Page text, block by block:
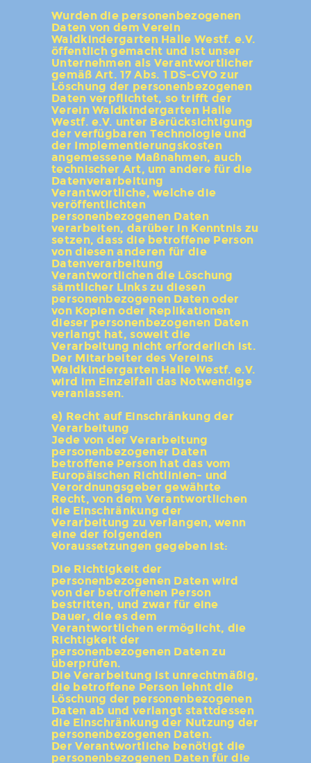
Wurden die personenbezogenen
Daten von dem Verein
Waldkindergarten Halle Westf. e.V.
öffentlich gemacht und ist unser
Unternehmen als Verantwortlicher
gemäß Art. 17 Abs. 1 DS-GVO zur
Löschung der personenbezogenen
Daten verpflichtet, so trifft der
Verein Waldkindergarten Halle
Westf. e.V. unter Berücksichtigung
der verfügbaren Technologie und
der Implementierungskosten
angemessene Maßnahmen, auch
technischer Art, um andere für die
Datenverarbeitung
Verantwortliche, welche die
veröffentlichten
personenbezogenen Daten
verarbeiten, darüber in Kenntnis zu
setzen, dass die betroffene Person
von diesen anderen für die
Datenverarbeitung
Verantwortlichen die Löschung
sämtlicher Links zu diesen
personenbezogenen Daten oder
von Kopien oder Replikationen
dieser personenbezogenen Daten
verlangt hat, soweit die
Verarbeitung nicht erforderlich ist.
Der Mitarbeiter des Vereins
Waldkindergarten Halle Westf. e.V.
wird im Einzelfall das Notwendige
veranlassen.
e) Recht auf Einschränkung der
Verarbeitung
Jede von der Verarbeitung
personenbezogener Daten
betroffene Person hat das vom
Europäischen Richtlinien- und
Verordnungsgeber gewährte
Recht, von dem Verantwortlichen
die Einschränkung der
Verarbeitung zu verlangen, wenn
eine der folgenden
Voraussetzungen gegeben ist:
Die Richtigkeit der
personenbezogenen Daten wird
von der betroffenen Person
bestritten, und zwar für eine
Dauer, die es dem
Verantwortlichen ermöglicht, die
Richtigkeit der
personenbezogenen Daten zu
überprüfen.
Die Verarbeitung ist unrechtmäßig,
die betroffene Person lehnt die
Löschung der personenbezogenen
Daten ab und verlangt stattdessen
die Einschränkung der Nutzung der
personenbezogenen Daten.
Der Verantwortliche benötigt die
personenbezogenen Daten für die